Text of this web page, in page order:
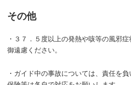
その他
・３７．５度以上の発熱や咳等の風邪
御遠慮ください。
・ガイド中の事故については、責任を